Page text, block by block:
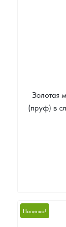
Золотая
(пруф) в
Новинка!